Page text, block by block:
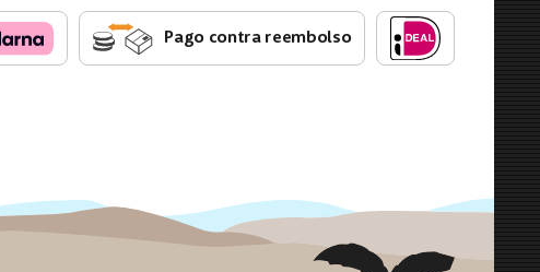
Pago contra reembolso